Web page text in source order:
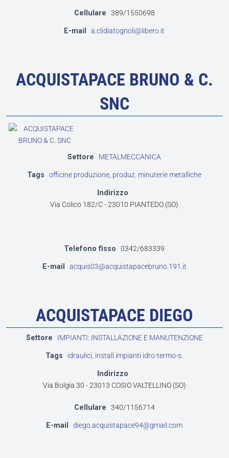
Cellulare 389/1550698
E-mail a.clidiatognoli@libero.it
ACQUISTAPACE BRUNO & C.
SNC
Settore METALMECCANICA
Tags officine produzione, produz. minuterie metalliche
Indirizzo
Via Colico 182/C - 23010 PIANTEDO (SO)
Telefono fisso 0342/683339
E-mail acquis03@acquistapacebruno.191.it
ACQUISTAPACE DIEGO
Settore IMPIANTI: INSTALLAZIONE E MANUTENZIONE
Tags idraulici, install.impianti idro-termo-s.
Indirizzo
Via Bolgia 30 - 23013 COSIO VALTELLINO (SO)
Cellulare 340/1156714
E-mail diego.acquistapace94@gmail.com